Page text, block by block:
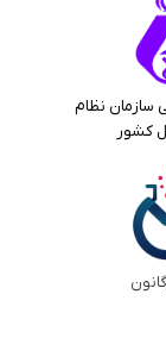
سازمان نظام
کشور